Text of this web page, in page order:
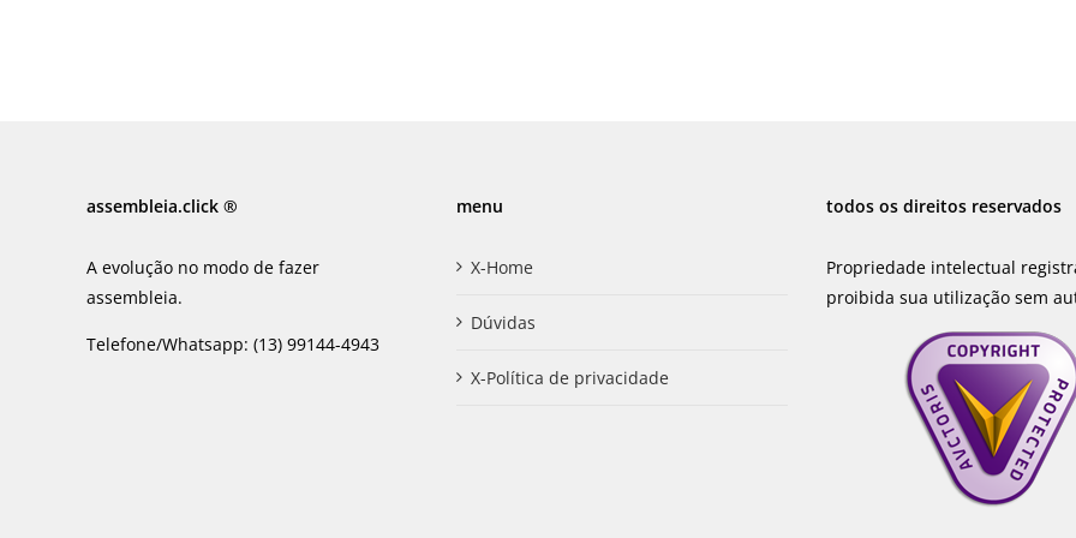
assembleia.click ®
A evolução no modo de fazer
assembleia.
Telefone/Whatsapp: (13) 99144-4943
menu
X-Home
Dúvidas
X-Política de privacidade
todos os direitos reservados
Propriedade intelectual
proibida sua utilização sem